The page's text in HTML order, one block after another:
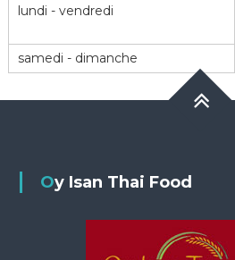
lundi - vendredi
samedi - dimanche
Oy Isan Thai Food